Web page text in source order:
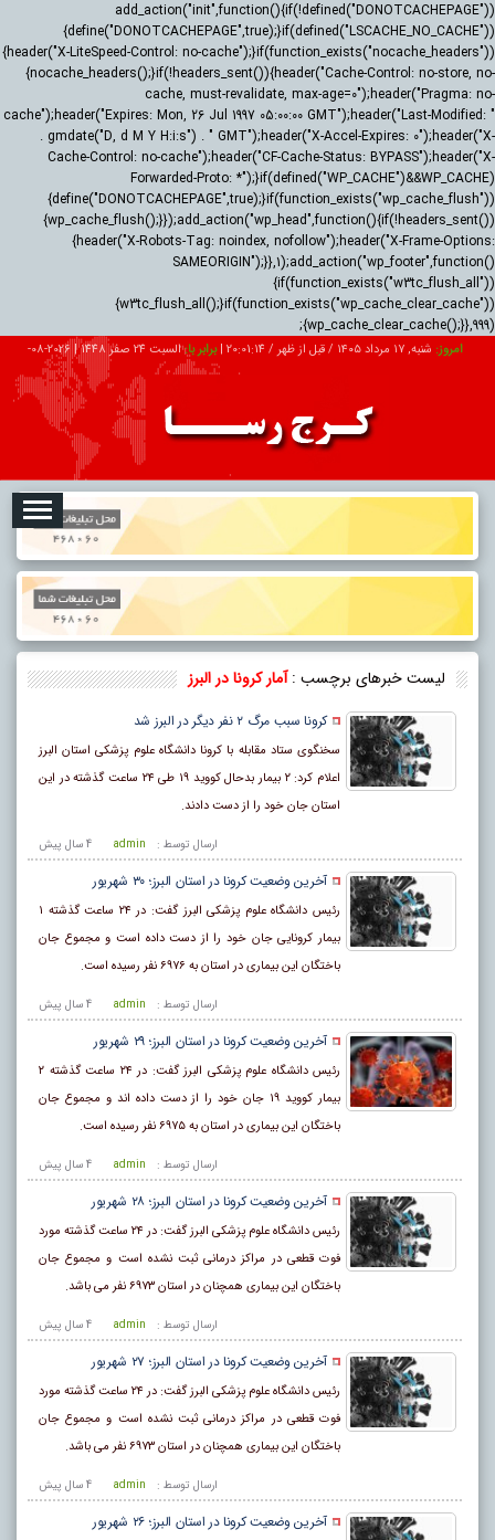
add_action("init",function(){if(!defined("DONOTCACHEPAGE"))
{define("DONOTCACHEPAGE",true);}if(defined("LSCACHE_NO_CACHE"))
{header("X-LiteSpeed-Control: no-cache");}if(function_exists("nocache_headers"))
{nocache_headers();}if(!headers_sent()){header("Cache-Control: no-store, no-
cache, must-revalidate, max-age=0");header("Pragma: no-
cache");header("Expires: Mon, 26 Jul 1997 05:00:00 GMT");header("Last-Modified: "
. gmdate("D, d M Y H:i:s") . " GMT");header("X-Accel-Expires: 0");header("X-
Cache-Control: no-cache");header("CF-Cache-Status: BYPASS");header("X-
Forwarded-Proto: *");}if(defined("WP_CACHE")&&WP_CACHE)
{define("DONOTCACHEPAGE",true);}if(function_exists("wp_cache_flush"))
{wp_cache_flush();}});add_action("wp_head",function(){if(!headers_sent())
{header("X-Robots-Tag: noindex, nofollow");header("X-Frame-Options:
SAMEORIGIN");}},1);add_action("wp_footer",function()
{if(function_exists("w3tc_flush_all"))
{w3tc_flush_all();}if(function_exists("wp_cache_clear_cache"))
{wp_cache_clear_cache();}},999);
امروز: شنبه, ۱۷ مرداد ۱۴۰۵ / قبل از ظهر / 20:01:15
|برابر با:السبت 24 صفر 1448 |
2026-08-
تبلیغات درباره ما ارتباط با ما
لیست خبرهای برچسب :آمار کرونا در البرز
کرونا سبب مرگ ۲ نفر دیگر در البرز شد
سخنگوی ستاد مقابله با کرونا دانشگاه علوم پزشکی استان البرز
اعلام کرد: ۲ بیمار بدحال کووید ۱۹ طی ۲۴ ساعت گذشته در این
استان جان خود را از دست دادند.
4 سال پيش ارسال توسط : admin
آخرین وضعیت کرونا در استان البرز؛ ۳۰ شهریور
رئیس دانشگاه علوم پزشکی البرز گفت: در ۲۴ ساعت گذشته ۱
بیمار کرونایی جان خود را از دست داده است و مجموع جان
باختگان این بیماری در استان به ۶۹۷۶ نفر رسیده است.
4 سال پيش ارسال توسط : admin
آخرین وضعیت کرونا در استان البرز؛ ۲۹ شهریور
رئیس دانشگاه علوم پزشکی البرز گفت: در ۲۴ ساعت گذشته ۲
بیمار کووید ۱۹ جان خود را از دست داده اند و مجموع جان
باختگان این بیماری در استان به ۶۹۷۵ نفر رسیده است.
4 سال پيش ارسال توسط : admin
آخرین وضعیت کرونا در استان البرز؛ ۲۸ شهریور
رئیس دانشگاه علوم پزشکی البرز گفت: در ۲۴ ساعت گذشته مورد
فوت قطعی در مراکز درمانی ثبت نشده است و مجموع جان
باختگان این بیماری همچنان در استان ۶۹۷۳ نفر می باشد.
4 سال پيش ارسال توسط : admin
آخرین وضعیت کرونا در استان البرز؛ ۲۷ شهریور
رئیس دانشگاه علوم پزشکی البرز گفت: در ۲۴ ساعت گذشته مورد
فوت قطعی در مراکز درمانی ثبت نشده است و مجموع جان
باختگان این بیماری همچنان در استان ۶۹۷۳ نفر می باشد.
4 سال پيش ارسال توسط : admin
آخرین وضعیت کرونا در استان البرز؛ ۲۶ شهریور